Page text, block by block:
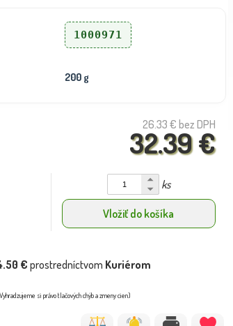
1000971
200 g
26.33 € bez DPH
32.39 €
ks
Vložiť do košíka
€ prostredníctvom Kuriérom
si právo tlačových chýb a zmeny cien)